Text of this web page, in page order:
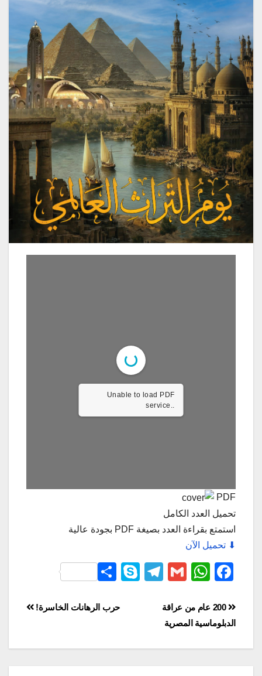
Unable to load PDF
service..
PDF
تحميل العدد الكامل
استمتع بقراءة العدد بصيغة PDF بجودة عالية
⬇ تحميل الآن
F
c
e
b
W
at
s
A
G
ail
T
a
S
p
ar
حرب الرهانات الخاسرة!
200 عام من عراقة
الدبلوماسية المصرية